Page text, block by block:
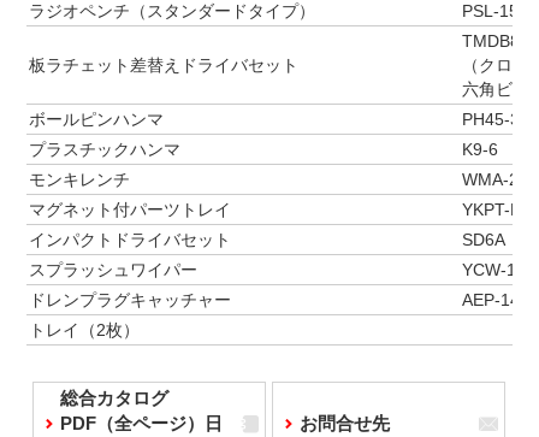
ラジオペンチ（スタンダードタイプ）
PSL-150
板ラチェット差替えドライバセット
TMDB8
（クロ
六角ビッ
ボールピンハンマ
PH45-323
プラスチックハンマ
K9-6
モンキレンチ
WMA-250
マグネット付パーツトレイ
YKPT-RM
インパクトドライバセット
SD6A
スプラッシュワイパー
YCW-100
ドレンプラグキャッチャー
AEP-1419
トレイ（2枚）
総合カタログ
PDF（全ページ）日
お問合せ先